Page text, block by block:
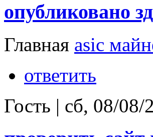
опубликовано
Главная asic
ответить
Гость | сб, 08/08/